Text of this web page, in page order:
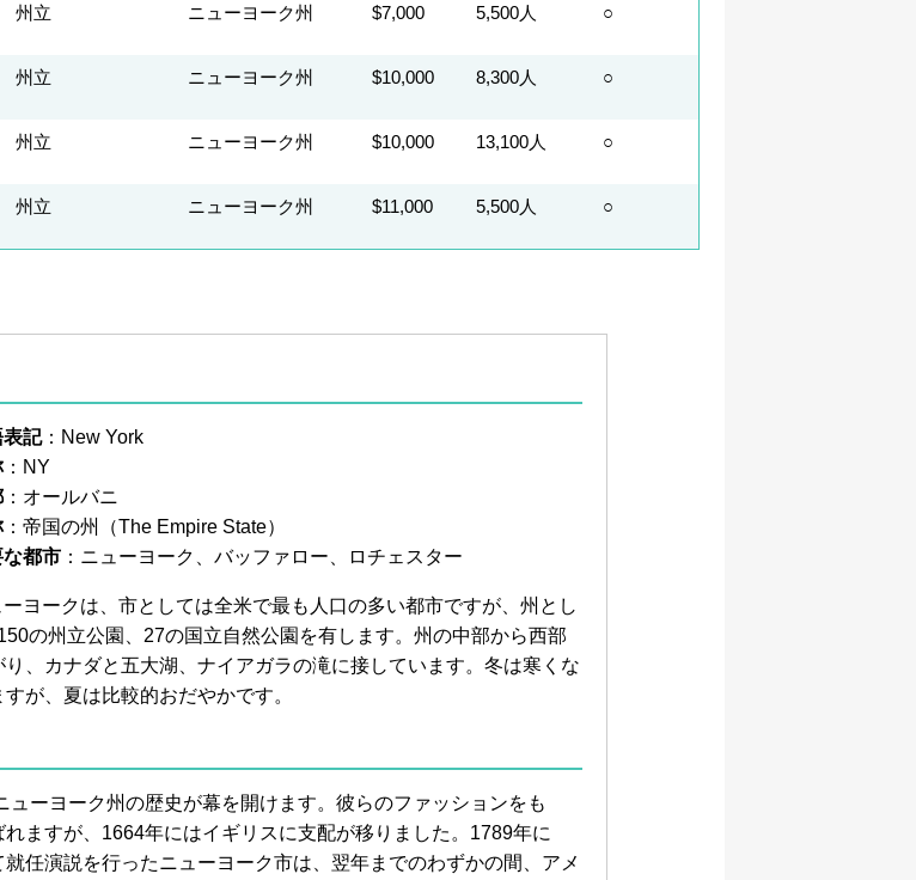
ニューヨーク州
州立 $7,000 5,500人 ○
ニューヨーク州
州立 $10,000 8,300人 ○
ニューヨーク州
州立 $10,000 13,100人 ○
ニューヨーク州
州立 $11,000 5,500人 ○
表記：New York
：NY
：オールバニ
：帝国の州（The Empire State）
な都市 ：ニューヨーク、バッファロー、ロチェスター
ーヨークは、市としては全米で最も人口の多い都市ですが、州とし
の州立公園、27の国立自然公園を有します。州の中部から西部
、カナダと五大湖、ナイアガラの滝に接しています。冬は寒くな
が、夏は比較的おだやかです。
ーヨーク州の歴史が幕を開けます。彼らのファッションをも
ますが、1664年にはイギリスに支配が移りました。1789年に
任演説を行ったニューヨーク市は、翌年までのわずかの間、アメ